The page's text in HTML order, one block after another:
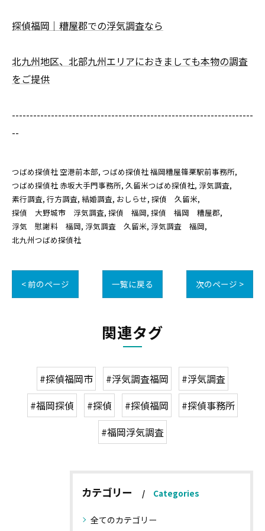
探偵福岡｜糟屋郡での浮気調査なら
北九州地区、北部九州エリアにおきましても本物の調査
をご提供
--------------------------------------------------------------------
--
つばめ探偵社 空港前本部 つばめ探偵社 福岡糟屋篠栗駅前事務所
つばめ探偵社 赤坂大手門事務所 久留米つばめ探偵社 浮気調査
素行調査 行方調査 結婚調査 おしらせ 探偵 久留米
探偵 大野城市 浮気調査 探偵 福岡 探偵 福岡 糟屋郡
浮気 慰謝料 福岡 浮気調査 久留米 浮気調査 福岡
北九州つばめ探偵社
< 前のページ 一覧に戻る 次のページ >
関連タグ
#探偵福岡市 #浮気調査福岡
#浮気調査
#福岡探偵
#探偵 #探偵福岡
#探偵事務所
#福岡浮気調査
カテゴリー Categories
全てのカテゴリー